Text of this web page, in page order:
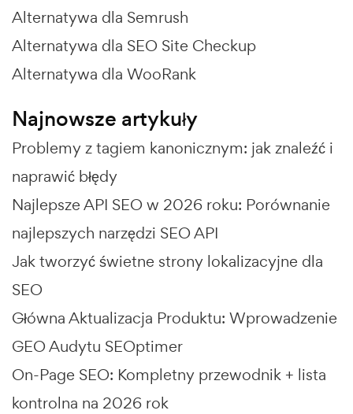
Alternatywa dla Semrush
Alternatywa dla SEO Site Checkup
Alternatywa dla WooRank
Najnowsze artykuły
Problemy z tagiem kanonicznym: jak znaleźć i
naprawić błędy
Najlepsze API SEO w 2026 roku: Porównanie
najlepszych narzędzi SEO API
Jak tworzyć świetne strony lokalizacyjne dla
SEO
Główna Aktualizacja Produktu: Wprowadzenie
GEO Audytu SEOptimer
On-Page SEO: Kompletny przewodnik + lista
kontrolna na 2026 rok